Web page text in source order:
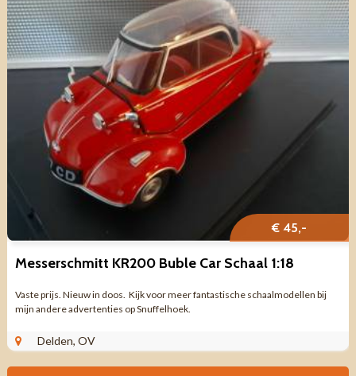
€ 45,-
Messerschmitt KR200 Buble Car Schaal 1:18
Vaste prijs. Nieuw in doos. Kijk voor meer fantastische schaalmodellen bij
mijn andere advertenties op Snuffelhoek.
Delden, OV